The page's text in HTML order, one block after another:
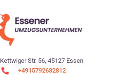
Kettwiger Str. 56, 45127 Essen
+4915792632812